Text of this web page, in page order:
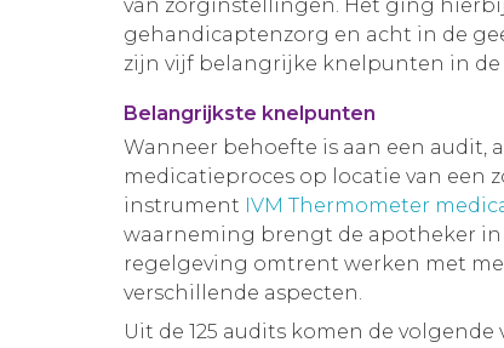
van zorginstellingen. Het ging
gehandicaptenzorg en acht in de
zijn vijf belangrijke knelpunten in
Belangrijkste knelpunten
Wanneer behoefte is aan een audit,
medicatieproces op locatie van een
instrument IVM Thermometer
waarneming brengt de apotheker
regelgeving omtrent werken met
verschillende aspecten.
Uit de 125 audits komen de